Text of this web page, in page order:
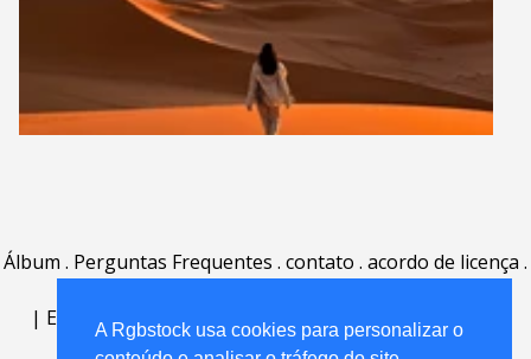
A Rgbstock usa cookies para personalizar o
Álbum . Perguntas Frequentes . contato . acordo de licença .
| English | Deutsch Español Português
Nederlands|